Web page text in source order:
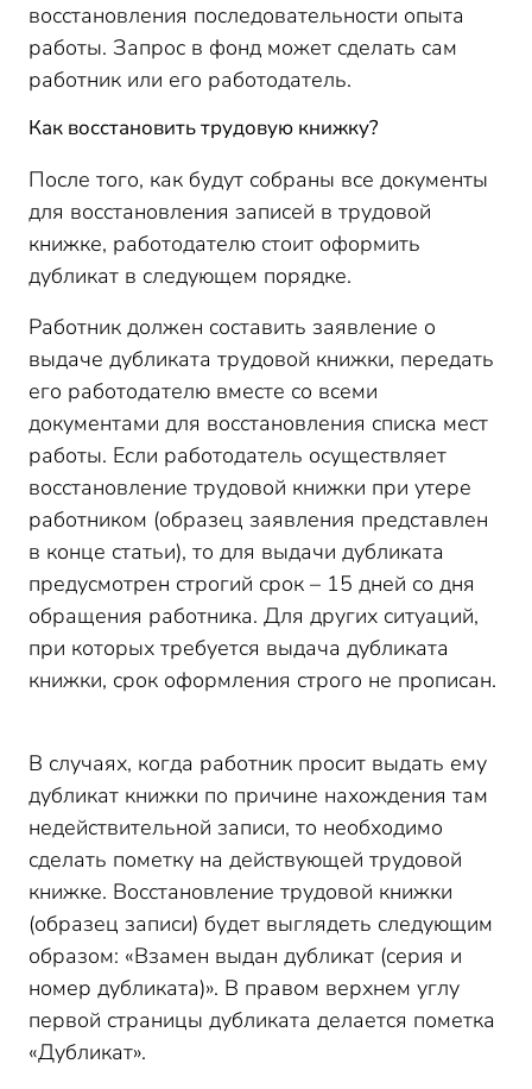
восстановления последовательности опыта
работы. Запрос в фонд может сделать сам
работник или его работодатель.
Как восстановить трудовую книжку?
После того, как будут собраны все документы
для восстановления записей в трудовой
книжке, работодателю стоит оформить
дубликат в следующем порядке.
Работник должен составить заявление о
выдаче дубликата трудовой книжки, передать
его работодателю вместе со всеми
документами для восстановления списка мест
работы. Если работодатель осуществляет
восстановление трудовой книжки при утере
работником (образец заявления представлен
в конце статьи), то для выдачи дубликата
предусмотрен строгий срок – 15 дней со дня
обращения работника. Для других ситуаций,
при которых требуется выдача дубликата
книжки, срок оформления строго не прописан.
В случаях, когда работник просит выдать ему
дубликат книжки по причине нахождения там
недействительной записи, то необходимо
сделать пометку на действующей трудовой
книжке. Восстановление трудовой книжки
(образец записи) будет выглядеть следующим
образом: «Взамен выдан дубликат (серия и
номер дубликата)». В правом верхнем углу
первой страницы дубликата делается пометка
«Дубликат».